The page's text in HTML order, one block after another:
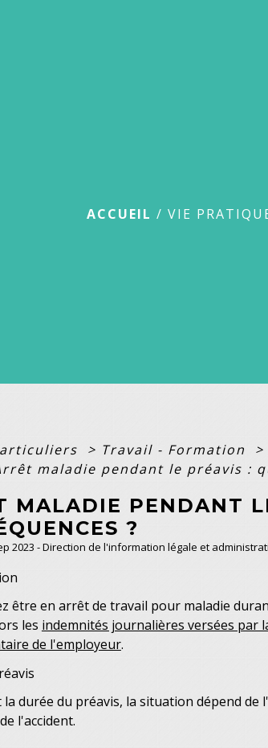
ACCUEIL /VIE
> Travail - Formation >
maladie pendant le préavis :
MALADIE PENDANT
?
2023 - Direction de l'information légale et
être en arrêt de travail pour maladie
les indemnités journalières versées par
de l'employeur.
la durée du préavis, la situation dépend de
l'accident.